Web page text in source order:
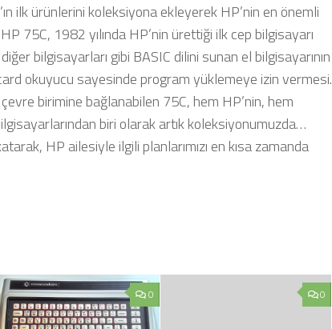
ilk ürünlerini koleksiyona ekleyerek HP’nin en önemli
75C, 1982 yılında HP’nin ürettiği ilk cep bilgisayarı
bilgisayarları gibi BASIC dilini sunan el bilgisayarının
okuyucu sayesinde program yüklemeye izin vermesi.
birimine bağlanabilen 75C, hem HP’nin, hem
biri olarak artık koleksiyonumuzda…
HP ailesiyle ilgili planlarımızı en kısa zamanda
0 0